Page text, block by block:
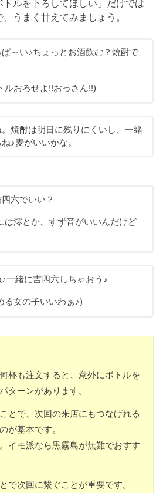
ルを下ろしてほしい」だけでは
うまく甘えてみましょう。
ぱ～い♪ちょっとお酒飲む？焼酎で
ルおろせよ!!おっさん!!)
。焼酎は明日に残りにくいし、一緒
♪麦がいいかな。
六でいい？
は澪とか、すず音がいいんだけど
一緒に吉四六しちゃおう♪
る女の子いいわぁ♪)
杯も注文すると、意外にボトルを
ターンがあります。
とで、次回の来店にもつなげれる
が基本です。
イモ派なら黒霧島が無難でおすす
で次回に繋ぐことが重要です。